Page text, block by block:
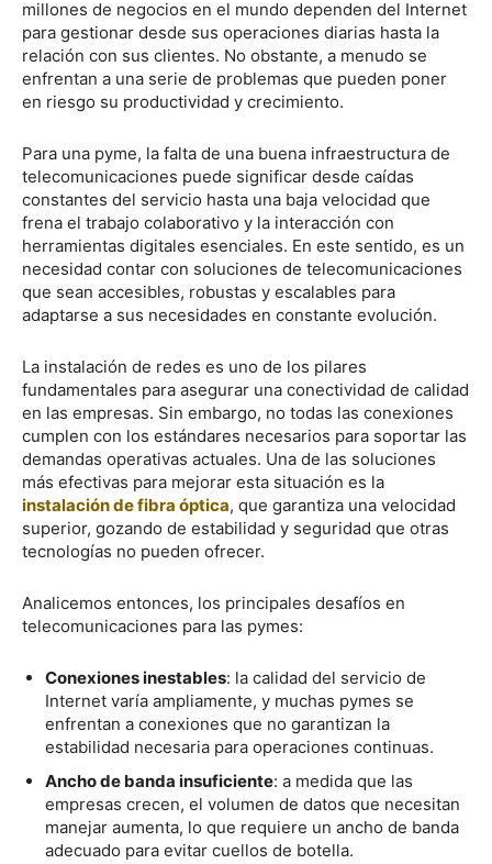
millones de negocios en el mundo dependen del Internet
para gestionar desde sus operaciones diarias hasta la
relación con sus clientes. No obstante, a menudo se
enfrentan a una serie de problemas que pueden poner
en riesgo su productividad y crecimiento.
Para una pyme, la falta de una buena infraestructura de
telecomunicaciones puede significar desde caídas
constantes del servicio hasta una baja velocidad que
frena el trabajo colaborativo y la interacción con
herramientas digitales esenciales. En este sentido, es un
necesidad contar con soluciones de telecomunicaciones
que sean accesibles, robustas y escalables para
adaptarse a sus necesidades en constante evolución.
La instalación de redes es uno de los pilares
fundamentales para asegurar una conectividad de calidad
en las empresas. Sin embargo, no todas las conexiones
cumplen con los estándares necesarios para soportar las
demandas operativas actuales. Una de las soluciones
más efectivas para mejorar esta situación es la
instalación de fibra óptica, que garantiza una velocidad
superior, gozando de estabilidad y seguridad que otras
tecnologías no pueden ofrecer.
Analicemos entonces, los principales desafíos en
telecomunicaciones para las pymes:
Conexiones inestables: la calidad del servicio de
Internet varía ampliamente, y muchas pymes se
enfrentan a conexiones que no garantizan la
estabilidad necesaria para operaciones continuas.
Ancho de banda insuficiente: a medida que las
empresas crecen, el volumen de datos que necesitan
manejar aumenta, lo que requiere un ancho de banda
adecuado para evitar cuellos de botella.